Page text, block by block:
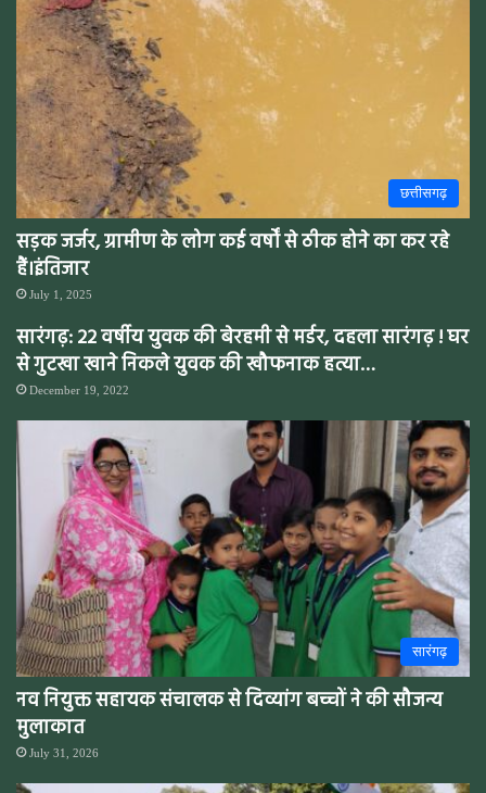
छत्तीसगढ़
सड़क जर्जर, ग्रामीण के लोग कई वर्षों से ठीक होने का कर रहे
हैं।इंतिजार
July 1, 2025
सारंगढ़: 22 वर्षीय युवक की बेरहमी से मर्डर, दहला सारंगढ़ ! घर
से गुटखा खाने निकले युवक की खौफनाक हत्या…
December 19, 2022
सारंगढ़
नव नियुक्त सहायक संचालक से दिव्यांग बच्चों ने की सौजन्य
मुलाकात
July 31, 2026